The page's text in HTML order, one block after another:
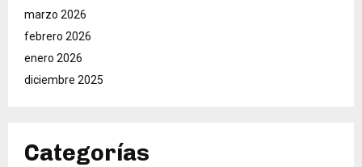
marzo 2026
febrero 2026
enero 2026
diciembre 2025
Categorías